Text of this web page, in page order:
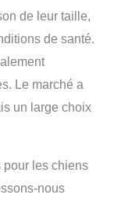
de leur taille,
de santé.
Le marché a
un large choix
pour les chiens
nous